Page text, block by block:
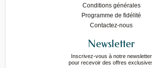
Conditions générales
Programme de fidélité
Contactez-nous
Newsletter
Inscrivez-vous à notre newsletter
pour recevoir des offres